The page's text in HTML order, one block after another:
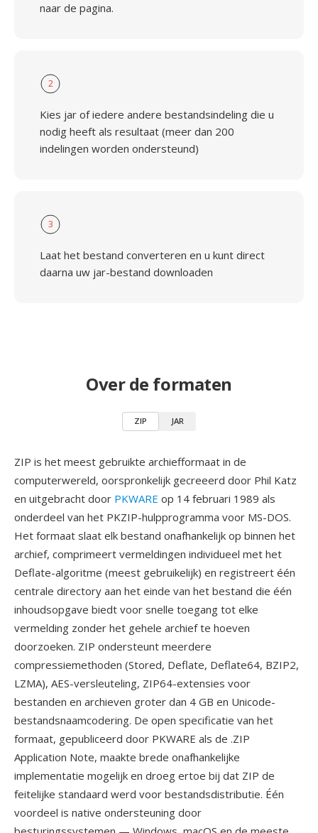
naar de pagina.
2
Kies jar of iedere andere bestandsindeling die u
nodig heeft als resultaat (meer dan 200
indelingen worden ondersteund)
3
Laat het bestand converteren en u kunt direct
daarna uw jar-bestand downloaden
Over de formaten
ZIP JAR
ZIP is het meest gebruikte archiefformaat in de
computerwereld, oorspronkelijk gecreeerd door Phil Katz
en uitgebracht door PKWARE op 14 februari 1989 als
onderdeel van het PKZIP-hulpprogramma voor MS-DOS.
Het formaat slaat elk bestand onafhankelijk op binnen het
archief, comprimeert vermeldingen individueel met het
Deflate-algoritme (meest gebruikelijk) en registreert één
centrale directory aan het einde van het bestand die één
inhoudsopgave biedt voor snelle toegang tot elke
vermelding zonder het gehele archief te hoeven
doorzoeken. ZIP ondersteunt meerdere
compressiemethoden (Stored, Deflate, Deflate64, BZIP2,
LZMA), AES-versleuteling, ZIP64-extensies voor
bestanden en archieven groter dan 4 GB en Unicode-
bestandsnaamcodering. De open specificatie van het
formaat, gepubliceerd door PKWARE als de .ZIP
Application Note, maakte brede onafhankelijke
implementatie mogelijk en droeg ertoe bij dat ZIP de
feitelijke standaard werd voor bestandsdistributie. Één
voordeel is native ondersteuning door